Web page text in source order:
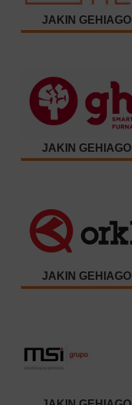
JAKIN GEHIAGO
JAKIN GEHIAGO
JAKIN GEHIAGO